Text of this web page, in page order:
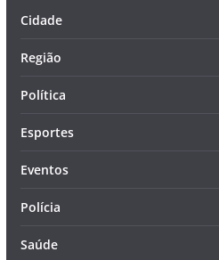
Cidade
Região
Política
Esportes
Eventos
Polícia
Saúde